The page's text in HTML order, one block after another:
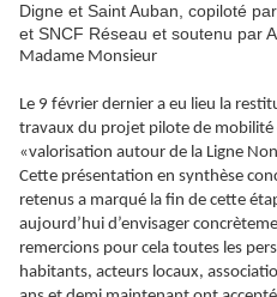
Digne et Saint Auban, copiloté
et SNCF Réseau et soutenu par
Madame Monsieur
Le 9 février dernier a eu lieu la
travaux du projet pilote de mobilité
«valorisation autour de la Ligne
Cette présentation en synthèse
retenus a marqué la fin de cette
aujourd’hui d’envisager
remercions pour cela toutes les
habitants, acteurs locaux,